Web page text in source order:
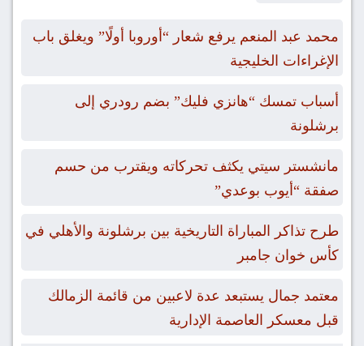
محمد عبد المنعم يرفع شعار “أوروبا أولًا” ويغلق باب
الإغراءات الخليجية
أسباب تمسك “هانزي فليك” بضم رودري إلى
برشلونة
مانشستر سيتي يكثف تحركاته ويقترب من حسم
صفقة “أيوب بوعدي”
طرح تذاكر المباراة التاريخية بين برشلونة والأهلي في
كأس خوان جامبر
معتمد جمال يستبعد عدة لاعبين من قائمة الزمالك
قبل معسكر العاصمة الإدارية